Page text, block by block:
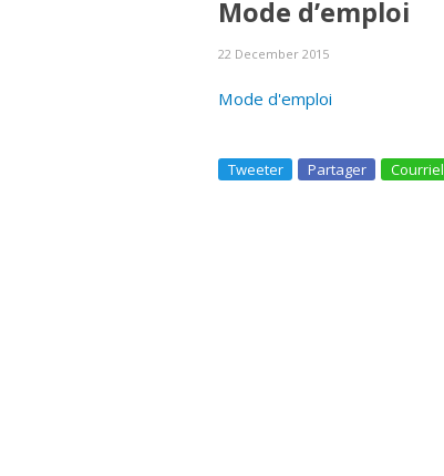
Mode d’emploi
22 December 2015
Mode d'emploi
Tweeter Partager Courriel